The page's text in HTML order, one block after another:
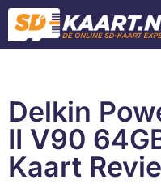
Delkin
II V90
Kaart